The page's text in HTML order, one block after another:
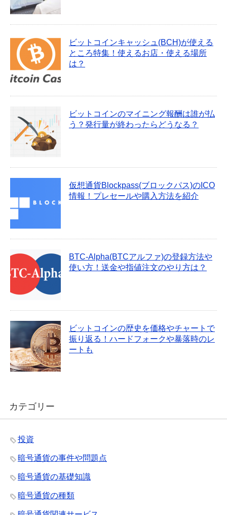
ビットコインキャッシュ(BCH)が使える
ところ特集！使えるお店・使える場所
は？
ビットコインのマイニング報酬は誰が払
う？発行量が終わったらどうなる？
仮想通貨Blockpass(ブロックパス)のICO
情報！プレセールや購入方法を紹介
BTC-Alpha(BTCアルファ)の登録方法や
使い方！送金や指値注文のやり方は？
ビットコインの歴史を価格やチャートで
振り返る！ハードフォークや暴落時のレ
ートも
カテゴリー
投資
暗号通貨の事件や問題点
暗号通貨の基礎知識
暗号通貨の種類